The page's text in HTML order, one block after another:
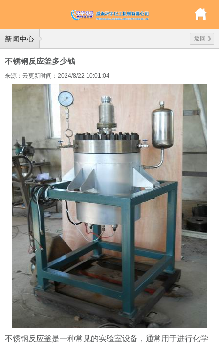
新闻中心 返回
不锈钢反应釜多少钱
来源：云更新时间：2024/8/22 10:01:04
不锈钢反应釜是一种常见的实验室设备，通常用于进行化学